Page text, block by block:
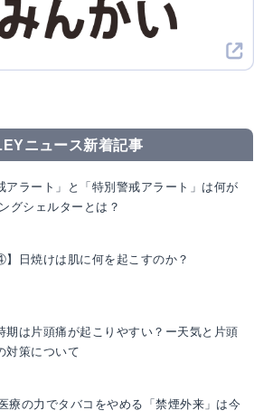
ニュース新着記事
アラート」と「特別警戒アラート」は何が
グシェルターとは？
】日焼けは肌に何を起こすのか？
期は片頭痛が起こりやすい？ー天気と片頭
対策について
療の力でタバコをやめる「禁煙外来」は今